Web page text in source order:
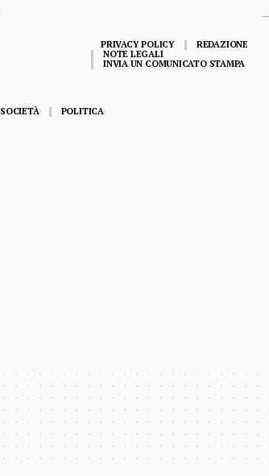
PRIVACY POLICY
REDAZIONE
NOTE LEGALI
INVIA UN COMUNICATO STAMPA
SOCIETÀ POLITICA